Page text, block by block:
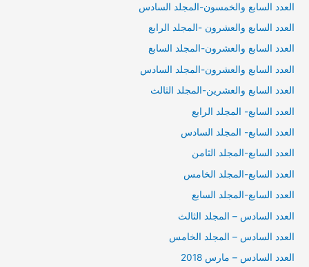
العدد السابع والخمسون-المجلد السادس
العدد السابع والعشرون -المجلد الرابع
العدد السابع والعشرون-المجلد السابع
العدد السابع والعشرون-المجلد السادس
العدد السابع والعشرين-المجلد الثالث
العدد السابع- المجلد الرابع
العدد السابع- المجلد السادس
العدد السابع-المجلد الثامن
العدد السابع-المجلد الخامس
العدد السابع-المجلد السابع
العدد السادس – المجلد الثالث
العدد السادس – المجلد الخامس
العدد السادس – مارس 2018